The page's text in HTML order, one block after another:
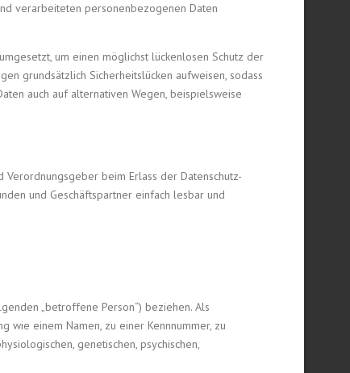
verarbeiteten personenbezogenen Daten
um einen möglichst lückenlosen Schutz der
grundsätzlich Sicherheitslücken aufweisen, sodass
auch auf alternativen Wegen, beispielsweise
beim Erlass der Datenschutz-
und Geschäftspartner einfach lesbar und
„betroffene Person“) beziehen. Als
einem Namen, zu einer Kennnummer, zu
genetischen, psychischen,